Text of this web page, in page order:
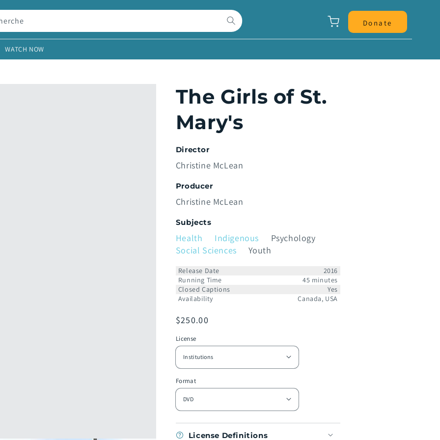
WATCH NOW
Panier Donate
The Girls of St.
Mary's
Director
Christine McLean
Producer
Christine McLean
Subjects
Health Indigenous
Psychology
Social Sciences
Youth
Release Date
2016
Running Time
45 minutes
Closed Captions
Yes
Availability
Canada, USA
Prix
$250.00
License
Format
License Definitions